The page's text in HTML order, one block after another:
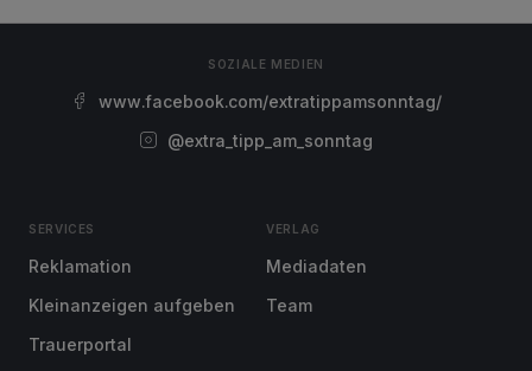
SOZIALE MEDIEN
www.facebook.com/extratippamsonntag/
@extra_tipp_am_sonntag
SERVICES
Reklamation
Kleinanzeigen aufgeben
Trauerportal
VERLAG
Mediadaten
Team